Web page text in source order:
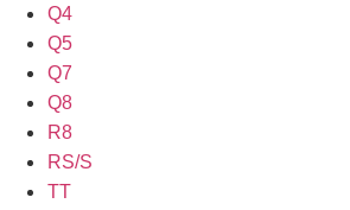
Q4
Q5
Q7
Q8
R8
RS/S
TT